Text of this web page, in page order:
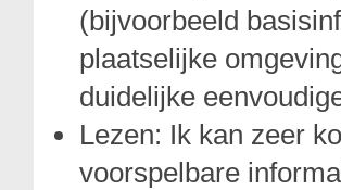
(bijvoorbeeld
plaatselijke
duidelijke
Lezen: Ik kan zeer
voorspelbare